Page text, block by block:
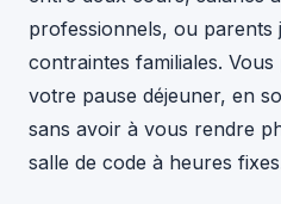
professionnels, ou parents
contraintes familiales.
votre pause déjeuner, en
sans avoir à vous rendre
salle de code à heures